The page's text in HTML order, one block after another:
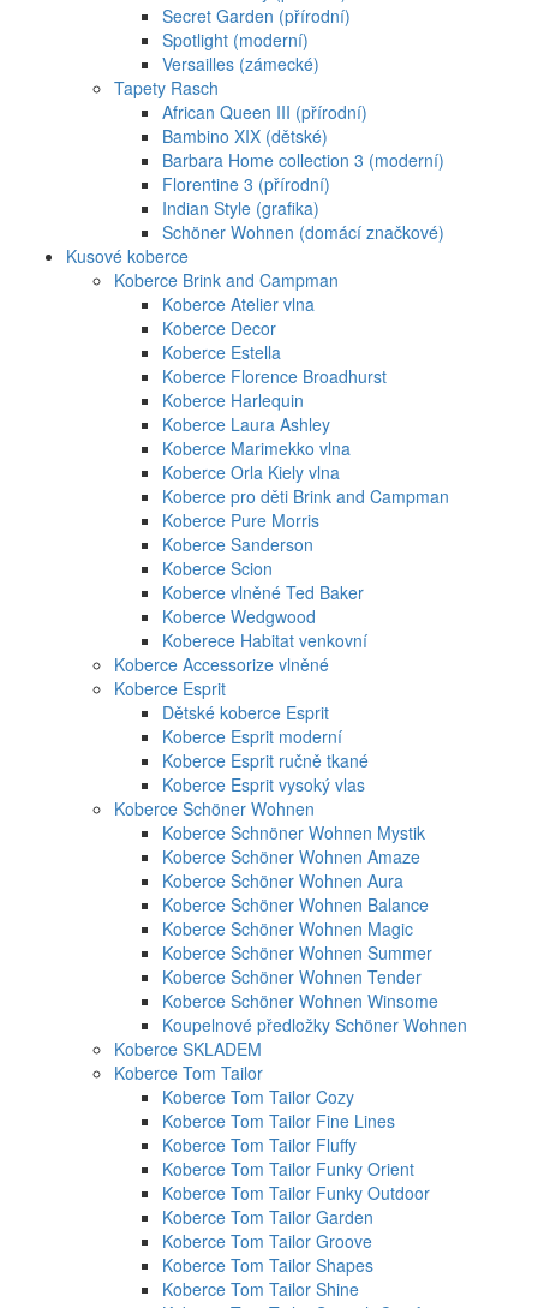
Secret Garden (přírodní)
Spotlight (moderní)
Versailles (zámecké)
Tapety Rasch
African Queen III (přírodní)
Bambino XIX (dětské)
Barbara Home collection 3 (moderní)
Florentine 3 (přírodní)
Indian Style (grafika)
Schöner Wohnen (domácí značkové)
Kusové koberce
Koberce Brink and Campman
Koberce Atelier vlna
Koberce Decor
Koberce Estella
Koberce Florence Broadhurst
Koberce Harlequin
Koberce Laura Ashley
Koberce Marimekko vlna
Koberce Orla Kiely vlna
Koberce pro děti Brink and Campman
Koberce Pure Morris
Koberce Sanderson
Koberce Scion
Koberce vlněné Ted Baker
Koberce Wedgwood
Koberece Habitat venkovní
Koberce Accessorize vlněné
Koberce Esprit
Dětské koberce Esprit
Koberce Esprit moderní
Koberce Esprit ručně tkané
Koberce Esprit vysoký vlas
Koberce Schöner Wohnen
Koberce Schnöner Wohnen Mystik
Koberce Schöner Wohnen Amaze
Koberce Schöner Wohnen Aura
Koberce Schöner Wohnen Balance
Koberce Schöner Wohnen Magic
Koberce Schöner Wohnen Summer
Koberce Schöner Wohnen Tender
Koberce Schöner Wohnen Winsome
Koupelnové předložky Schöner Wohnen
Koberce SKLADEM
Koberce Tom Tailor
Koberce Tom Tailor Cozy
Koberce Tom Tailor Fine Lines
Koberce Tom Tailor Fluffy
Koberce Tom Tailor Funky Orient
Koberce Tom Tailor Funky Outdoor
Koberce Tom Tailor Garden
Koberce Tom Tailor Groove
Koberce Tom Tailor Shapes
Koberce Tom Tailor Shine